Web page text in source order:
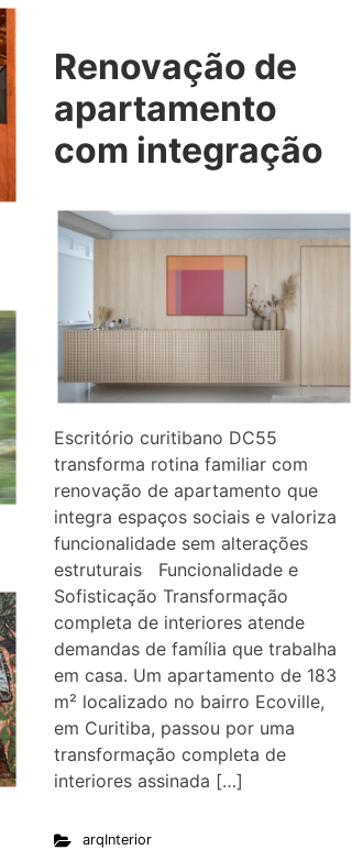
Renovação de
apartamento
com integração
Escritório curitibano DC55
transforma rotina familiar com
renovação de apartamento que
integra espaços sociais e valoriza
funcionalidade sem alterações
estruturais Funcionalidade e
Sofisticação Transformação
completa de interiores atende
demandas de família que trabalha
em casa. Um apartamento de 183
m² localizado no bairro Ecoville,
em Curitiba, passou por uma
transformação completa de
interiores assinada […]
arqInterior